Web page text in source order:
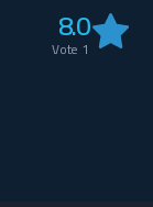
8.0
1